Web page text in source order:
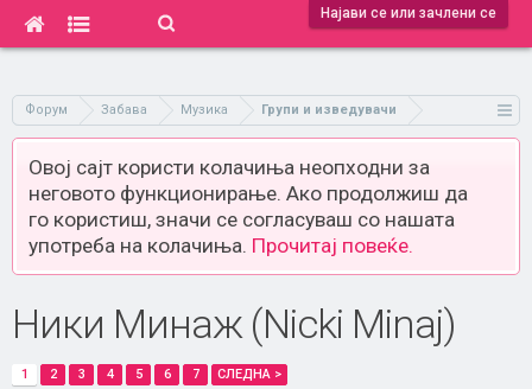
Најави се или зачлени се
Форум Забава Музика Групи и изведувачи
Овој сајт користи колачиња неопходни за
неговото функционирање. Ако продолжиш да
го користиш, значи се согласуваш со нашата
употреба на колачиња. Прочитај повеќе.
Ники Минаж (Nicki Minaj)
1 2 3 4 5 6 7 СЛЕДНА >